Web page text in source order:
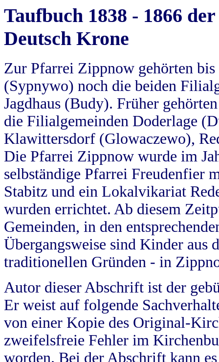
Taufbuch 1838 - 1866
Deutsch Krone
Zur Pfarrei Zippnow gehörten
(Sypnywo) noch die beiden
Jagdhaus (Budy). Früher
die Filialgemeinden Doderlage
Klawittersdorf (Glowaczewo),
Die Pfarrei Zippnow wurde im
selbständige Pfarrei Freudenfier
Stabitz und ein Lokalvikariat
wurden errichtet. Ab diesem
Gemeinden, in den
Übergangsweise sind Kinder aus
traditionellen Gründen - in
Autor dieser Abschrift ist der
Er weist auf folgende
von einer Kopie des Original-
zweifelsfreie Fehler im
worden. Bei der Abschrift kann